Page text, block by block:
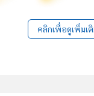
คลิกเพื่อดูเพิ่มเ